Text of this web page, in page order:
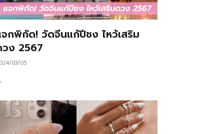
กพิกัด! วัดจีนแก้ปีชง ไหว้เสริม
ง 2567
03/05